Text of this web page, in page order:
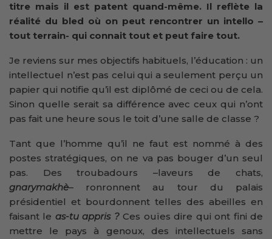
titre mais il est patent quand-même. Il reflète la
réalité du bled où on peut rencontrer un intello –
tout terrain- qui connait tout et peut faire tout.
Je reviens sur mes objectifs habituels, l’éducation : un
intellectuel n’est pas celui qui a seulement perçu un
papier qui notifie qu’il est diplômé de ceci ou de cela.
Sinon quelle serait sa différence avec ceux qui n’ont
pas fait une heure sous le toit d’une salle de classe ?
Tant que l’homme qu’il ne faut est nommé à des
postes stratégiques, on ne va pas bouger d’un seul
pas. Des troubadours –laveurs de chats,
gnarymakhè– ronronnent au tour du palais
présidentiel et bourdonnent telles des abeilles en
faisant le as-tu appris ? Ces ouïes dire qui ont fini de
mettre le pays à genoux, des intellectuels sans